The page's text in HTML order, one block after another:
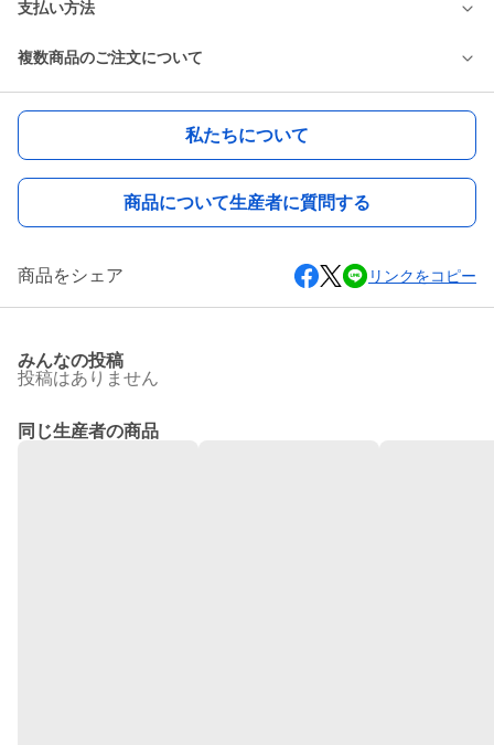
支払い方法
複数商品のご注文について
私たちについて
商品について生産者に質問する
商品をシェア リンクをコピー
みんなの投稿
投稿はありません
同じ生産者の商品